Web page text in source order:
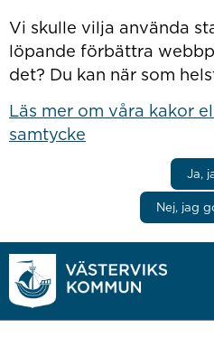
Vi skulle vilja använda
löpande förbättra
det? Du kan när som
Läs mer om våra kakor
samtycke
Ja,
Nej, jag